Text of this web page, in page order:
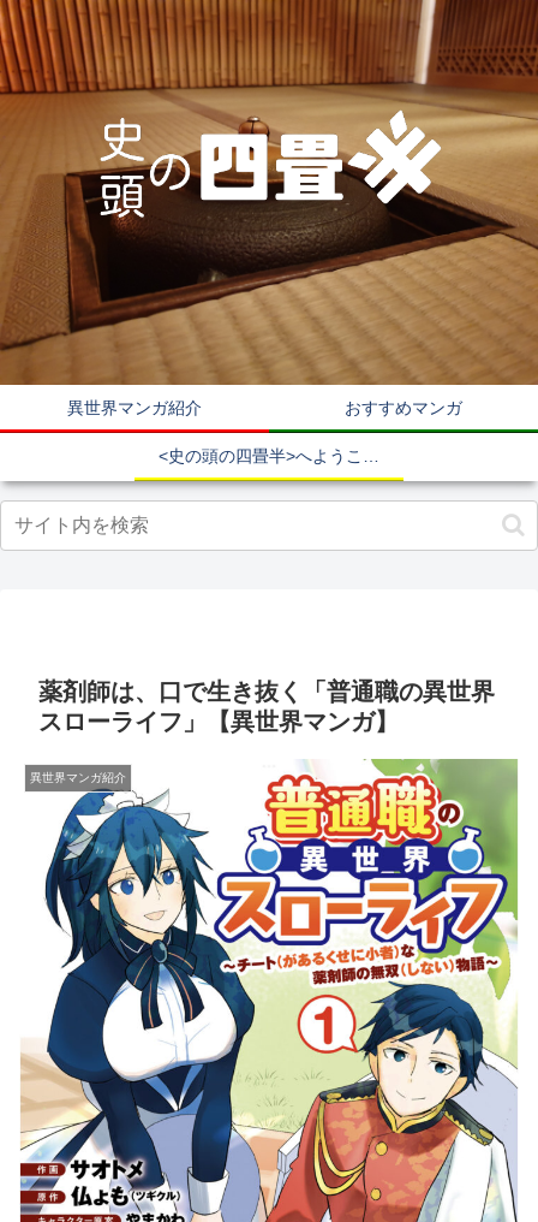
異世界マンガ紹介 おすすめマンガ
薬剤師は、口で生き抜く「普通職の異世界
スローライフ」【異世界マンガ】
異世界マンガ紹介